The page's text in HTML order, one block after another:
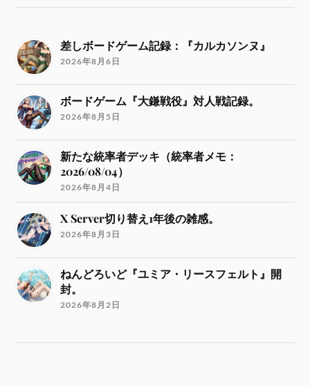
差しボードゲーム記録：『カルカソンヌ』
2026年8月6日
ボードゲーム『大鎌戦役』対人戦記録。
2026年8月5日
新たな統率者デッキ（統率者メモ：
2026/08/04）
2026年8月4日
X Server切り替え1年後の雑感。
2026年8月3日
ねんどろいど『ユミア・リースフェルト』開
封。
2026年8月2日